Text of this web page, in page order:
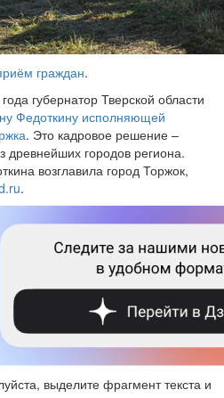
граждан.
губернатор Тверской области
Федоткину исполняющей
. Это кадровое решение –
древнейших городов региона.
возглавила город Торжок,
.
выделите фрагмент текста и